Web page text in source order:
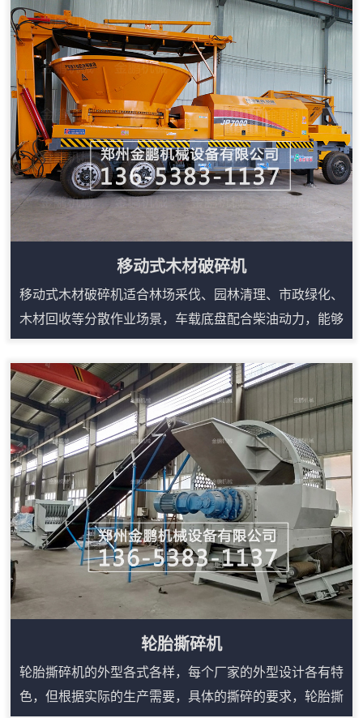
机工作原理：塑料撕碎机由撕碎机构、支架、回收箱及拉
车四部分组成，设备尺寸大小由物料大小及物料处理量决
定。管材粉碎机内部设计有过滤网装置，当塑料撕碎机正
常工作时，过滤网起到分离物料和液体的作用，...
移动式木材破碎机
移动式木材破碎机适合林场采伐、园林清理、市政绿化、
木材回收等分散作业场景，车载底盘配合柴油动力，能够
减少固定生产线对场地和电源的依赖。设备可处理树枝、
树根、板皮、废旧家具、木托盘等多类木质物料，进料口
宽、咬料能力强，搭配输送装置可连续出料。液压翻转和
自动控制便于日常检修，遥控或集中控制可降低现场人员
靠近设备的频次。对于需要频繁转场、临时堆场处理或原
料来源分散的用户，移动式结构能提升施工效率，...
轮胎撕碎机
轮胎撕碎机的外型各式各样，每个厂家的外型设计各有特
色，但根据实际的生产需要，具体的撕碎的要求，轮胎撕